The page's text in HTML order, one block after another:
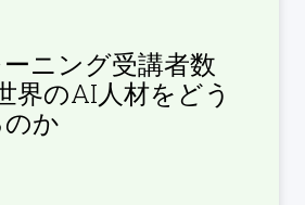
ニング受講者数
界のAI人材をどう
か